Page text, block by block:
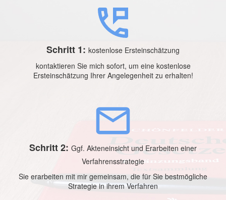
Schritt 1: kostenlose Ersteinschätzung
kontaktieren Sie mich sofort, um eine kostenlose
Ersteinschätzung Ihrer Angelegenheit zu erhalten!
Schritt 2: Ggf. Akteneinsicht und Erarbeiten einer
Verfahrensstrategie
Sie erarbeiten mit mir gemeinsam, die für Sie bestmögliche
Strategie in ihrem Verfahren